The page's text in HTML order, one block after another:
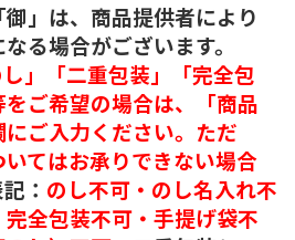
」は、商品提供者により
る場合がございます。
し」「二重包装」「完全包
ご希望の場合は、「商品
ご入力ください。ただ
てはお承りできない場合
記： のし不可・のし名入れ不
全包装不可・手提げ袋不